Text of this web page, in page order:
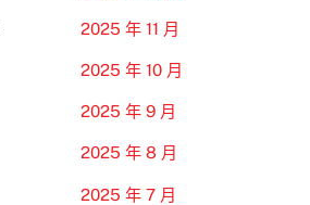
2025 年 11 月
2025 年 10 月
2025 年 9 月
2025 年 8 月
2025 年 7 月